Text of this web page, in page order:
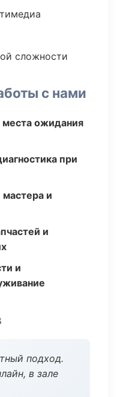
сложности
с нами
ожидания
при
и
и
и
подход.
в зале